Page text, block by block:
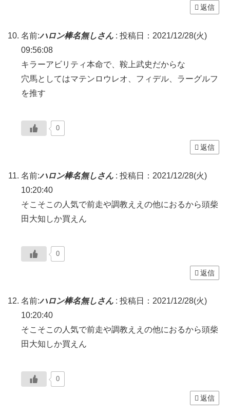
返信
名前:ハロン棒名無しさん : 投稿日：2021/12/28(火)
09:56:08
キラーアビリティ本命で、鞍上武史だからな
穴馬としてはマテンロウレオ、フィデル、ラーグルフ
を推す
0
返信
名前:ハロン棒名無しさん : 投稿日：2021/12/28(火)
10:20:40
そこそこの人気で前走や調教ええの他におるから頭柴
田大知しか買えん
0
返信
名前:ハロン棒名無しさん : 投稿日：2021/12/28(火)
10:20:40
そこそこの人気で前走や調教ええの他におるから頭柴
田大知しか買えん
0
返信